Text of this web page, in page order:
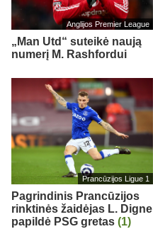
Anglijos Premier League
„Man Utd“ suteikė naują
numerį M. Rashfordui
Prancūzijos Ligue 1
Pagrindinis Prancūzijos
rinktinės žaidėjas L. Digne
papildė PSG gretas (1)